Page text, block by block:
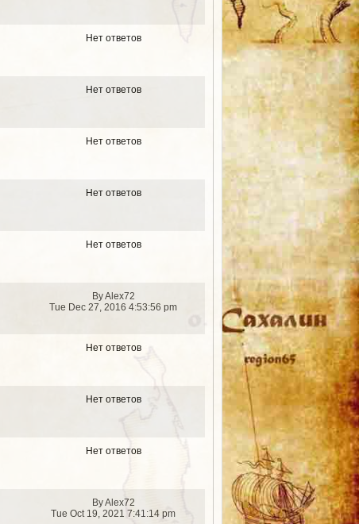
Нет ответов
Нет ответов
Нет ответов
Нет ответов
Нет ответов
By Alex72
Tue Dec 27, 2016 4:53:56 pm
Нет ответов
Нет ответов
Нет ответов
By Alex72
Tue Oct 19, 2021 7:41:14 pm